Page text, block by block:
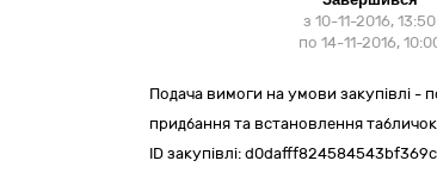
з 10-11-2016, 13:50
по 14-11-2016,
Подача вимоги на умови закупівлі -
придбання та встановлення табличок
ID закупівлі: